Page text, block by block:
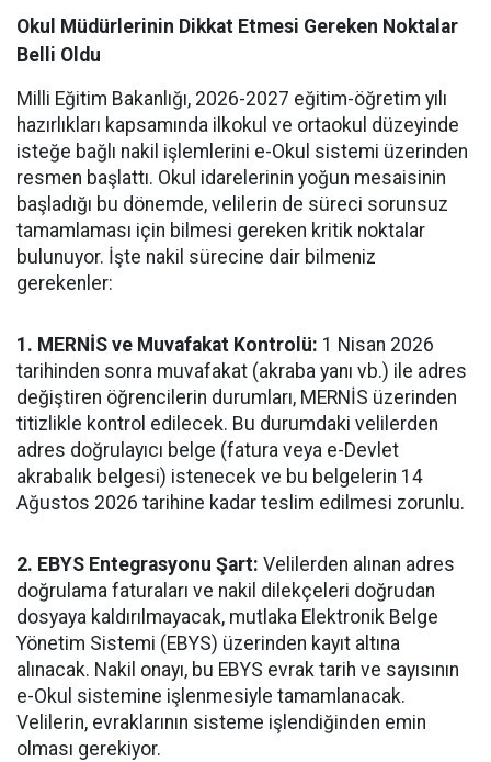
Okul Müdürlerinin Dikkat Etmesi Gereken Noktalar
Belli Oldu
Milli Eğitim Bakanlığı, 2026-2027 eğitim-öğretim yılı
hazırlıkları kapsamında ilkokul ve ortaokul düzeyinde
isteğe bağlı nakil işlemlerini e-Okul sistemi üzerinden
resmen başlattı. Okul idarelerinin yoğun mesaisinin
başladığı bu dönemde, velilerin de süreci sorunsuz
tamamlaması için bilmesi gereken kritik noktalar
bulunuyor. İşte nakil sürecine dair bilmeniz
gerekenler:
1. MERNİS ve Muvafakat Kontrolü: 1 Nisan 2026
tarihinden sonra muvafakat (akraba yanı vb.) ile adres
değiştiren öğrencilerin durumları, MERNİS üzerinden
titizlikle kontrol edilecek. Bu durumdaki velilerden
adres doğrulayıcı belge (fatura veya e-Devlet
akrabalık belgesi) istenecek ve bu belgelerin 14
Ağustos 2026 tarihine kadar teslim edilmesi zorunlu.
2. EBYS Entegrasyonu Şart: Velilerden alınan adres
doğrulama faturaları ve nakil dilekçeleri doğrudan
dosyaya kaldırılmayacak, mutlaka Elektronik Belge
Yönetim Sistemi (EBYS) üzerinden kayıt altına
alınacak. Nakil onayı, bu EBYS evrak tarih ve sayısının
e-Okul sistemine işlenmesiyle tamamlanacak.
Velilerin, evraklarının sisteme işlendiğinden emin
olması gerekiyor.